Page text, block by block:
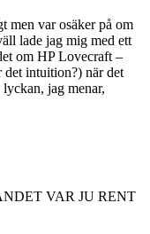
men var osäker på om
lade jag mig med ett
om HP Lovecraft –
intuition?) när det
jag menar,
VAR JU RENT